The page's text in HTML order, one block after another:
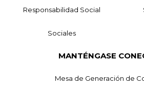
Responsabilidad Social
Sociales
MANTÉNGASE
Mesa de Generación de